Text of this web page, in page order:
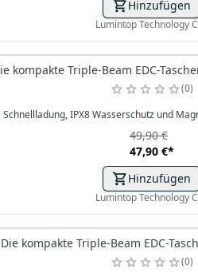
Hinzufügen
Lumintop Technology
kompakte Triple-Beam EDC-
0
Schnellladung, IPX8 Wasserschutz und
47,90 €*
49,90 €
Hinzufügen
Lumintop Technology
kompakte Triple-Beam EDC-
0